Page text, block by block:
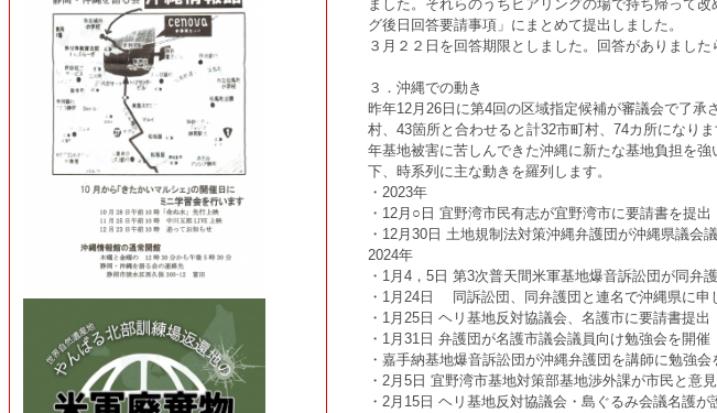
ました。それらのうちヒアリングの場で持ち帰って
グ後日回答要請事項」にまとめて提出しました。
３月２２日を回答期限としました。回答がありました
３．沖縄での動き
昨年12月26日に第4回の区域指定候補が審議会で了
村、43箇所と合わせると計32市町村、74カ所になり
年基地被害に苦しんできた沖縄に新たな基地負担を
下、時系列に主な動きを羅列します。
・2023年
・12月○日 宜野湾市民有志が宜野湾市に要請書を提出
・12月30日 土地規制法対策沖縄弁護団が沖縄県議会
2024年
・1月4，5日 第3次普天間米軍基地爆音訴訟団が同弁
・1月24日 同訴訟団、同弁護団と連名で沖縄県に申
・1月25日 ヘリ基地反対協議会、名護市に要請書提出
・1月31日 弁護団が名護市議会議員向け勉強会を開催
・嘉手納基地爆音訴訟団が沖縄弁護団を講師に勉強会
・2月5日 宜野湾市基地対策部基地渉外課が市民と意
・2月15日 ヘリ基地反対協議会・島ぐるみ会議名護